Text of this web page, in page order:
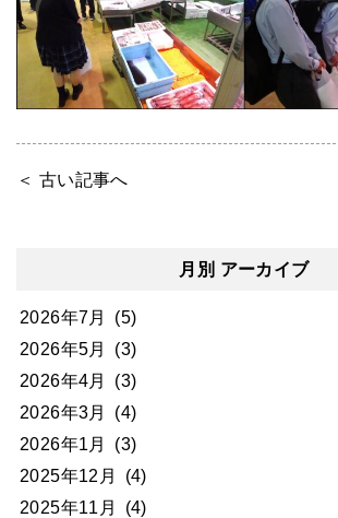
月別 アーカイブ
2026年7月
(5)
2026年5月
(3)
2026年4月
(3)
2026年3月
(4)
2026年1月
(3)
2025年12月
(4)
2025年11月
(4)
＜ 古い記事へ